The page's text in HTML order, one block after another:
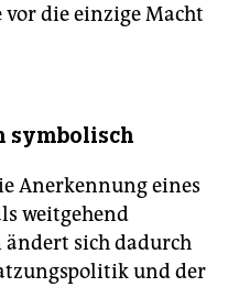
vor die einzige Macht
symbolisch
Anerkennung eines
weitgehend
ändert sich dadurch
und der